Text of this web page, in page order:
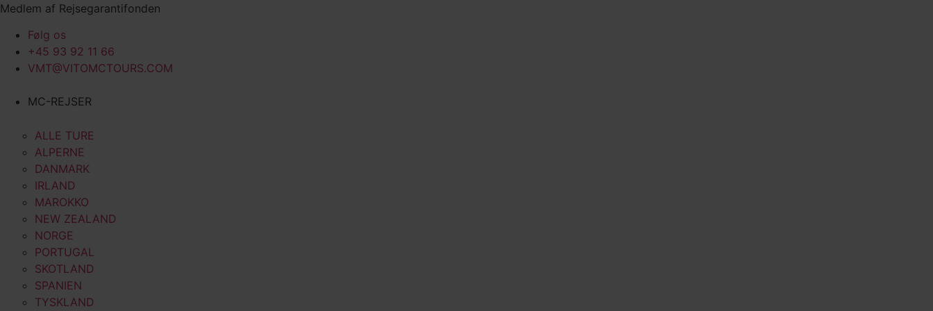
Videre
indhold
Medlem af Rejsegarantifonden
Følg os
+45 93 92 11 66
VMT@VITOMCTOURS.COM
MC-REJSER
ALLE TURE
ALPERNE
DANMARK
IRLAND
MAROKKO
NEW ZEALAND
NORGE
PORTUGAL
SKOTLAND
SPANIEN
TYSKLAND